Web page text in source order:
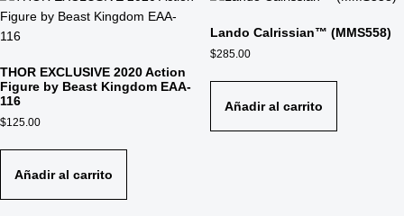
THOR EXCLUSIVE 2020 Action
Figure by Beast Kingdom EAA-
116
$125.00
Añadir al carrito
Lando Calrissian™ (MMS558)
$285.00
Añadir al carrito